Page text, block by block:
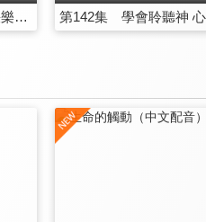
第141集 加拉太書 快樂人生的祕訣